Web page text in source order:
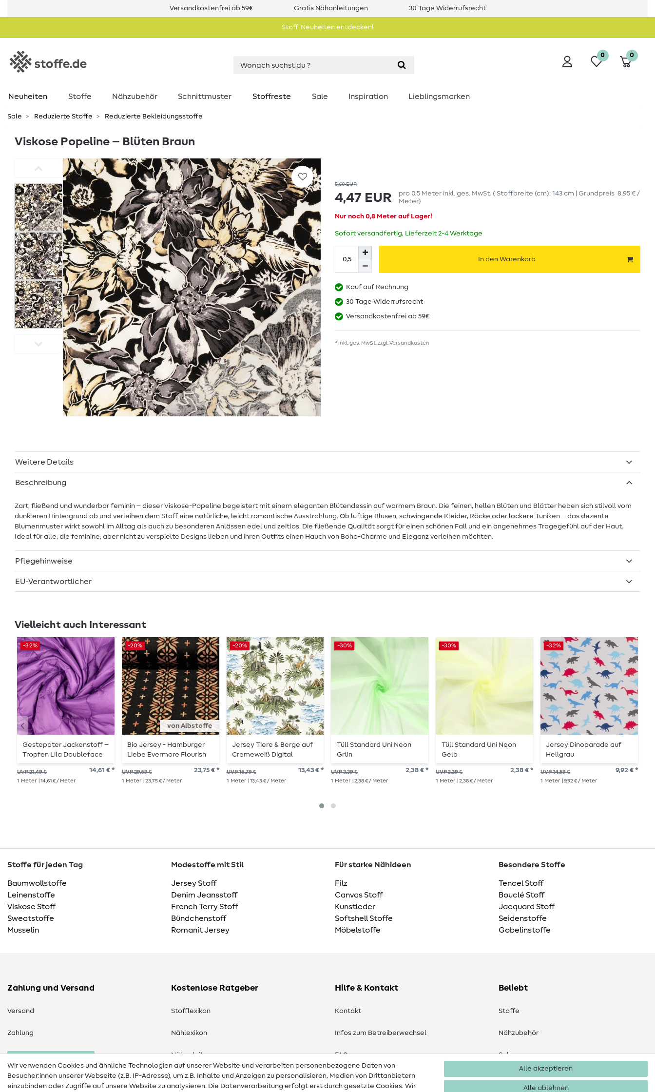
Versandkostenfrei ab 59€ Gratis Nähanleitungen 30 Tage Widerrufsrecht
Stoff-Neuheiten entdecken!
0 0
Neuheiten Stoffe Nähzubehör Schnittmuster Stoffreste Sale Inspiration Lieblingsmarken
Sale Reduzierte Stoffe Reduzierte Bekleidungsstoffe
Viskose Popeline – Blüten Braun
5,60 EUR
4,47 EUR pro 0,5 Meter inkl. ges. MwSt. ( Stoffbreite (cm): 143 cm | Grundpreis 8,95 € /
Meter)
Nur noch 0,8 Meter auf Lager!
Sofort versandfertig, Lieferzeit 2-4 Werktage
In den Warenkorb
Kauf auf Rechnung
30 Tage Widerrufsrecht
Versandkostenfrei ab 59€
* inkl. ges. MwSt. zzgl. Versandkosten
Weitere Details
Beschreibung
Zart, fließend und wunderbar feminin – dieser Viskose-Popeline begeistert mit einem eleganten Blütendessin auf warmem Braun. Die feinen, hellen Blüten und Blätter heben sich stilvoll vom
dunkleren Hintergrund ab und verleihen dem Stoff eine natürliche, leicht romantische Ausstrahlung. Ob luftige Blusen, schwingende Kleider, Röcke oder lockere Tuniken – das dezente
Blumenmuster wirkt sowohl im Alltag als auch zu besonderen Anlässen edel und zeitlos. Die fließende Qualität sorgt für einen schönen Fall und ein angenehmes Tragegefühl auf der Haut.
Ideal für alle, die feminine, aber nicht zu verspielte Designs lieben und ihren Outfits einen Hauch von Boho-Charme und Eleganz verleihen möchten.
Pflegehinweise
EU-Verantwortlicher
Vielleicht auch Interessant
-32%
Gesteppter Jackenstoff –
Tropfen Lila Doubleface
Wattiert
UVP 21,49 € 14,61 € *
1 Meter | 14,61 € / Meter
von Albstoffe
-20%
Bio Jersey - Hamburger
Liebe Evermore Flourish
Jacquard Schwarz
UVP 29,69 € 23,75 € *
1 Meter | 23,75 € / Meter
-20%
Jersey Tiere & Berge auf
Cremeweiß Digital
UVP 16,79 € 13,43 € *
1 Meter | 13,43 € / Meter
-30%
Tüll Standard Uni Neon
Grün
UVP 3,39 € 2,38 € *
1 Meter | 2,38 € / Meter
-30%
Tüll Standard Uni Neon
Gelb
UVP 3,39 € 2,38 € *
1 Meter | 2,38 € / Meter
-32%
Jersey Dinoparade auf
Hellgrau
UVP 14,59 € 9,92 € *
1 Meter | 9,92 € / Meter
Stoffe für jeden Tag
Baumwollstoffe
Leinenstoffe
Viskose Stoff
Sweatstoffe
Musselin
Modestoffe mit Stil
Jersey Stoff
Denim Jeansstoff
French Terry Stoff
Bündchenstoff
Romanit Jersey
Für starke Nähideen
Filz
Canvas Stoff
Kunstleder
Softshell Stoffe
Möbelstoffe
Besondere Stoffe
Tencel Stoff
Bouclé Stoff
Jacquard Stoff
Seidenstoffe
Gobelinstoffe
Zahlung und Versand
Versand
Zahlung
Kostenlose Ratgeber
Stofflexikon
Nählexikon
Nähanleitungen
Hilfe & Kontakt
Kontakt
Infos zum Betreiberwechsel
FAQ
Widerrufsrecht
Beliebt
Stoffe
Nähzubehör
Sale
Schnittmuster
Wir verwenden Cookies und ähnliche Technologien auf unserer Website und verarbeiten personenbezogene Daten von
Besucher:innen unserer Webseite (z.B. IP-Adresse), um z.B. Inhalte und Anzeigen zu personalisieren, Medien von Drittanbietern
einzubinden oder Zugriffe auf unsere Website zu analysieren. Die Datenverarbeitung erfolgt erst durch gesetzte Cookies. Wir
Alle akzeptieren
Alle ablehnen